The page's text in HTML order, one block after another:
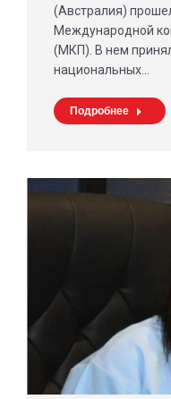
(Австралия)
Международной
(МКП). В нем
национальных…
Подробнее